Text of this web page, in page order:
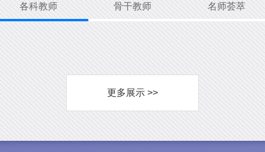
各科教师 骨干教师 名师荟萃
更多展示 >>